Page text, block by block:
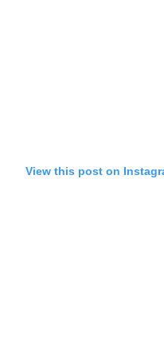
View this post on